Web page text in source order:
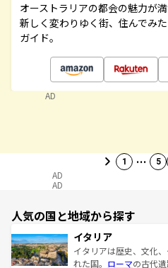
オーストラリアの都会の魅力が
新しく変わりゆく街、住んでみ
ガイド。
AD
1 … 5
AD
AD
人気の国と地域から探す
イタリア
イタリアは歴史、文化
れた国。 ローマの古代